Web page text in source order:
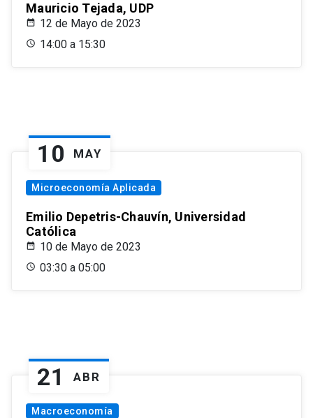
Mauricio Tejada, UDP
12 de Mayo de 2023
14:00 a 15:30
10 MAY
Microeconomía Aplicada
Emilio Depetris-Chauvín, Universidad
Católica
10 de Mayo de 2023
03:30 a 05:00
21 ABR
Macroeconomía